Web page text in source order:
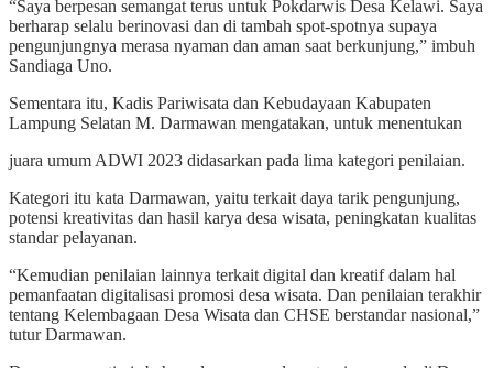
“Saya berpesan semangat terus untuk Pokdarwis Desa Kelawi. Saya
berharap selalu berinovasi dan di tambah spot-spotnya supaya
pengunjungnya merasa nyaman dan aman saat berkunjung,” imbuh
Sandiaga Uno.
Sementara itu, Kadis Pariwisata dan Kebudayaan Kabupaten
Lampung Selatan M. Darmawan mengatakan, untuk menentukan
juara umum ADWI 2023 didasarkan pada lima kategori penilaian.
Kategori itu kata Darmawan, yaitu terkait daya tarik pengunjung,
potensi kreativitas dan hasil karya desa wisata, peningkatan kualitas
standar pelayanan.
“Kemudian penilaian lainnya terkait digital dan kreatif dalam hal
pemanfaatan digitalisasi promosi desa wisata. Dan penilaian terakhir
tentang Kelembagaan Desa Wisata dan CHSE berstandar nasional,”
tutur Darmawan.